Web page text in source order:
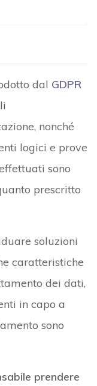
dal GDPR
nonché
logici e prove
sono
prescritto
soluzioni
caratteristiche
dei dati,
in capo a
sono
prendere